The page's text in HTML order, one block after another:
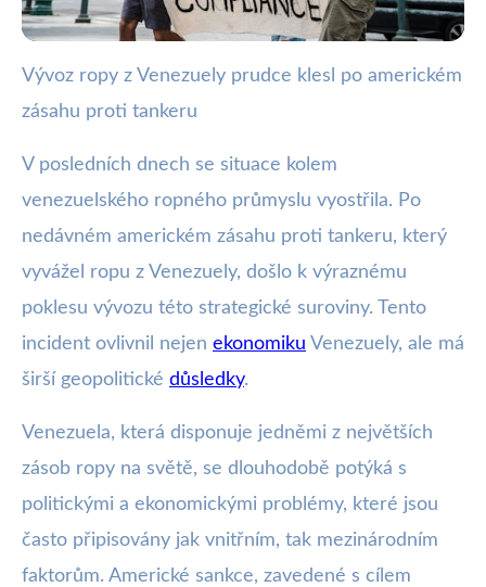
webya.cz
Zásah USA proti tankeru způsobí
pokles vývozu ropy z Venezuely
· 3 min čtení · Autor: Nela Švecová
Vývoz ropy z Venezuely prudce klesl po americkém
zásahu proti tankeru
V posledních dnech se situace kolem
venezuelského ropného průmyslu vyostřila. Po
nedávném americkém zásahu proti tankeru, který
vyvážel ropu z Venezuely, došlo k výraznému
poklesu vývozu této strategické suroviny. Tento
incident ovlivnil nejen ekonomiku Venezuely, ale má
širší geopolitické důsledky.
Venezuela, která disponuje jedněmi z největších
zásob ropy na světě, se dlouhodobě potýká s
politickými a ekonomickými problémy, které jsou
často připisovány jak vnitřním, tak mezinárodním
faktorům. Americké sankce, zavedené s cílem